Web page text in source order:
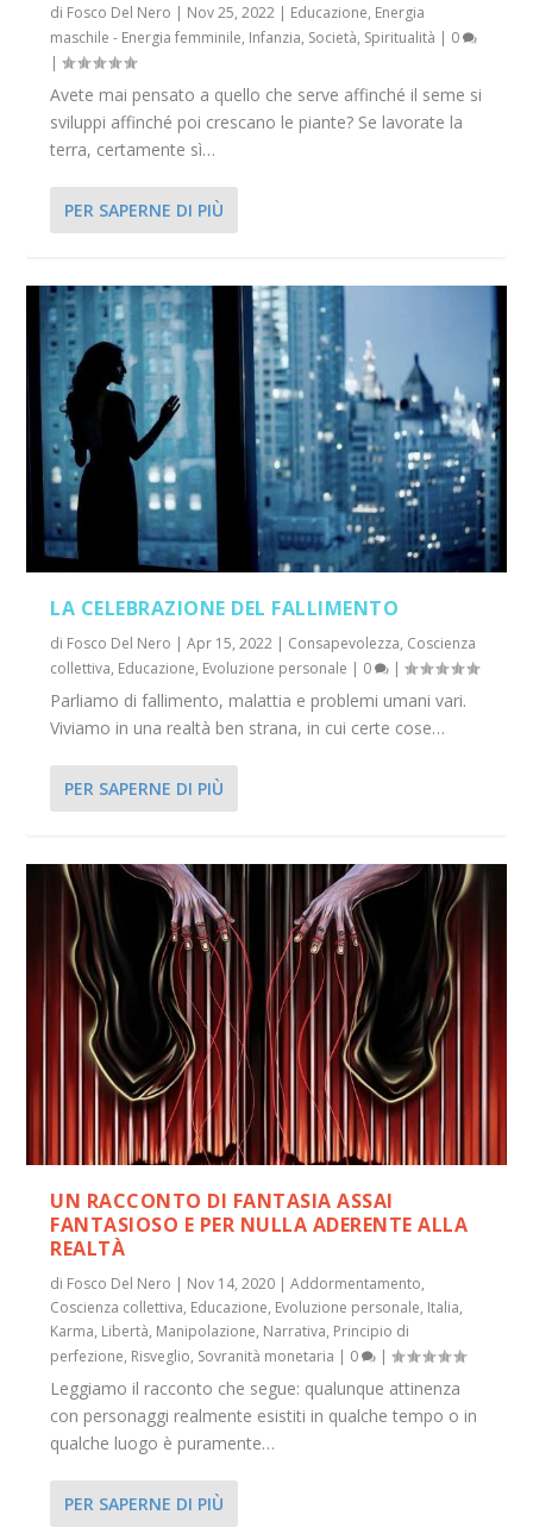
di Fosco Del Nero | Nov 25, 2022 | Educazione, Energia
maschile - Energia femminile, Infanzia, Società, Spiritualità | 0
|
Avete mai pensato a quello che serve affinché il seme si
sviluppi affinché poi crescano le piante? Se lavorate la
terra, certamente sì…
PER SAPERNE DI PIÙ
LA CELEBRAZIONE DEL FALLIMENTO
di Fosco Del Nero |Apr 15, 2022 Consapevolezza, Coscienza
collettiva, Educazione, Evoluzione personale 0 |
Parliamo di fallimento, malattia e problemi umani vari.
Viviamo in una realtà ben strana, in cui certe cose…
PER SAPERNE DI PIÙ
UN RACCONTO DI FANTASIA ASSAI
FANTASIOSO E PER NULLA ADERENTE ALLA
REALTÀ
di Fosco Del Nero | Nov 14, 2020 |Addormentamento,
Coscienza collettiva, Educazione, Evoluzione personale, Italia,
Karma, Libertà, Manipolazione, Narrativa, Principio di
perfezione, Risveglio, Sovranità monetaria | 0 |
Leggiamo il racconto che segue: qualunque attinenza
con personaggi realmente esistiti in qualche tempo o in
qualche luogo è puramente…
PER SAPERNE DI PIÙ